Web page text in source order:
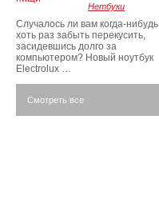
Нетбуки
Случалось ли вам когда-нибудь
хоть раз забыть перекусить,
засидевшись долго за
компьютером? Новый ноутбук
Electrolux …
Смотреть все